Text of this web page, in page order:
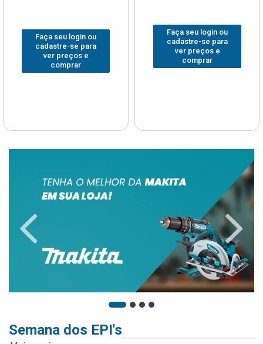
Faça seu login ou
cadastre-se para
ver preços e
comprar
Faça seu login ou
cadastre-se para
ver preços e
comprar
Semana dos EPI's